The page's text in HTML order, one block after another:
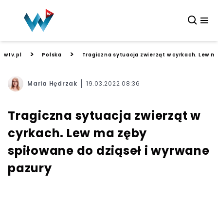
wtv.pl > Polska > Tragiczna sytuacja zwierząt w cyrkach. Lew
Maria Hędrzak 19.03.2022 08:36
Tragiczna sytuacja zwierząt w
cyrkach. Lew ma zęby
spiłowane do dziąseł i wyrwane
pazury